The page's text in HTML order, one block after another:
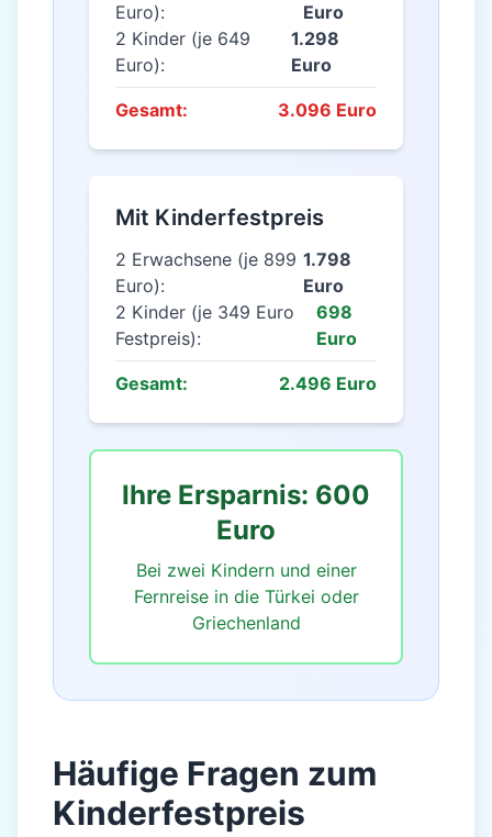
Euro):
Euro
2 Kinder (je 649
Euro):
1.298
Euro
Gesamt: 3.096 Euro
Mit Kinderfestpreis
2 Erwachsene (je 899
Euro):
1.798
Euro
2 Kinder (je 349 Euro
Festpreis):
698
Euro
Gesamt: 2.496 Euro
Ihre Ersparnis: 600
Euro
Bei zwei Kindern und einer
Fernreise in die Türkei oder
Griechenland
Häufige Fragen zum
Kinderfestpreis